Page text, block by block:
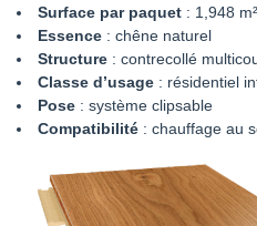
Surface par paquet : 1,948 m²
Essence : chêne naturel
Structure : contrecollé
Classe d’usage : résidentiel
Pose : système clipsable
Compatibilité : chauffage au